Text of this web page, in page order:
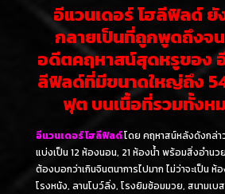
อีแวนเดอร์ โฮลีฟิลด์ ยั
กลายเป็นที่ถูกพูดถึงจ
อดีตคฤหาสน์สุดหรูของ
ลีฟิลด์ที่มีขนาดใหญ่ถึง
ฟุต บนเนื้อที่รวมทั้งห
อีแวนเดอร์ โฮลีฟิลด์โดย คฤหาสน์หลังดังกล่
แบ่งเป็น 12 ห้องนอน, 21 ห้องน้ำ พร้อมสิ่งอำนว
ต้องบอกว่าเกินจินตนาการไปมาก ไม่ว่าจะเป็น
โรงหนัง, ลานโบว์ลิ่ง, โรงยิมซ้อมมวย, สนามเ